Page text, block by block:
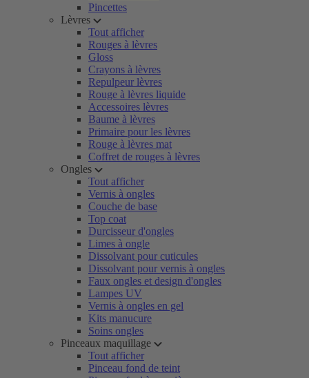
Pincettes
Lèvres
Tout afficher
Rouges à lèvres
Gloss
Crayons à lèvres
Repulpeur lèvres
Rouge à lèvres liquide
Accessoires lèvres
Baume à lèvres
Primaire pour les lèvres
Rouge à lèvres mat
Coffret de rouges à lèvres
Ongles
Tout afficher
Vernis à ongles
Couche de base
Top coat
Durcisseur d'ongles
Limes à ongle
Dissolvant pour cuticules
Dissolvant pour vernis à ongles
Faux ongles et design d'ongles
Lampes UV
Vernis à ongles en gel
Kits manucure
Soins ongles
Pinceaux maquillage
Tout afficher
Pinceau fond de teint